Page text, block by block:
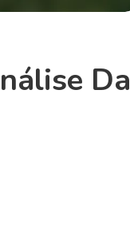
Da